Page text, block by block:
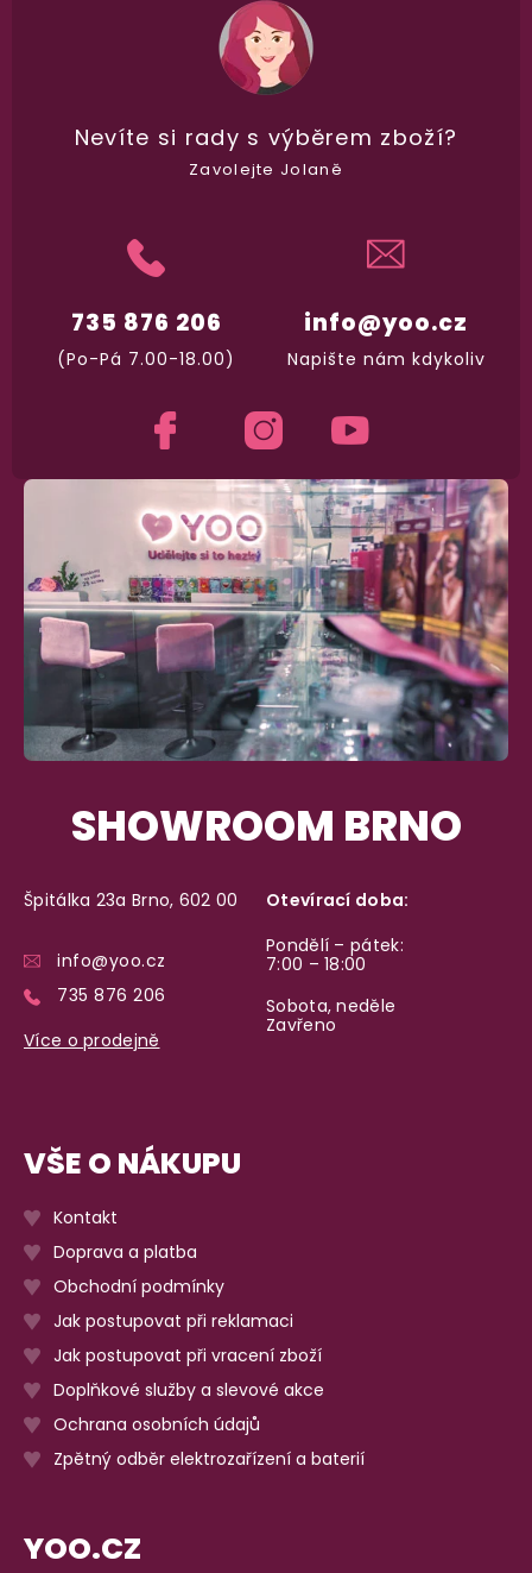
Dodání do 2. dne
a okamžitě odesíláme.
Garance vrácení peněz
Máte na bezplatné vrácení zboží
info@yoo.cz
Napište nám kdykoliv
735 876 206
(Po-Pá 7.00-18.00)
Nevíte si rady s výběrem zboží?
Zavolejte Jolaně
SHOWROOM BRNO
Špitálka 23a Brno, 602 00
info@yoo.cz
735 876 206
Více o prodejně
Otevírací doba:
Pondělí – pátek:
7:00 – 18:00
Sobota, neděle
Zavřeno
VŠE O NÁKUPU
Kontakt
Doprava a platba
Obchodní podmínky
Jak postupovat při reklamaci
Jak postupovat při vracení zboží
Doplňkové služby a slevové akce
Ochrana osobních údajů
Zpětný odběr elektrozařízení a baterií
YOO.CZ